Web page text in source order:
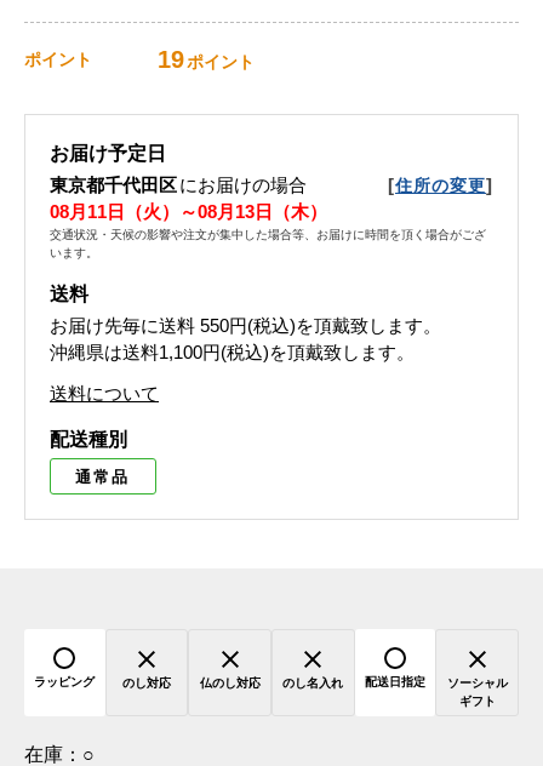
ポイント 19ポイント
お届け予定日
東京都千代田区にお届けの場合 [住所の変更]
08月11日（火）～08月13日（木）
交通状況・天候の影響や注文が集中した場合等、お届けに時間を頂く場合がござ
います。
送料
お届け先毎に送料 550円(税込)を頂戴致します。
沖縄県は送料1,100円(税込)を頂戴致します。
送料について
配送種別
通常品
ラッピング のし対応 仏のし対応 のし名入れ 配送日指定
ソーシャル
ギフト
在庫： ○